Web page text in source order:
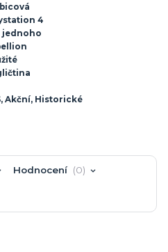
4
jednoho
Akční, Historické
Hodnocení 0